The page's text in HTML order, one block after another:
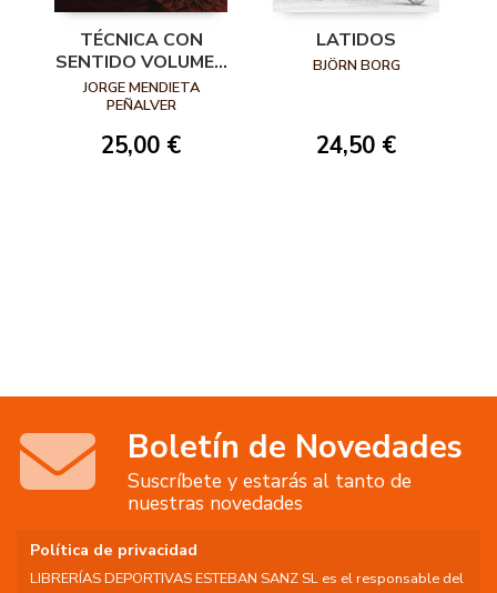
TÉCNICA CON
SENTIDO VOLUMEN
I: ENSEÑAR LA
TÉCNICA. MÁS
MOVIMIENTOS
JORGE MENDIETA
PEÑALVER
25,00 €
LATIDOS
BJÖRN BORG
24,50 €
Boletín de Novedades
Suscríbete y estarás al tanto de
nuestras novedades
Política de privacidad
LIBRERÍAS DEPORTIVAS ESTEBAN SANZ SL es el responsable del